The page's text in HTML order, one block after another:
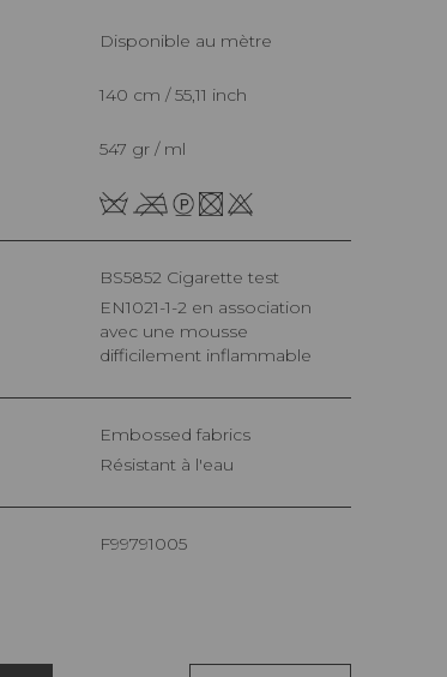
Disponible au mètre
140 cm / 55,11 inch
547 gr / ml
BS5852 Cigarette test
EN1021-1-2 en association
avec une mousse
difficilement inflammable
Embossed fabrics
Résistant à l'eau
F99791005